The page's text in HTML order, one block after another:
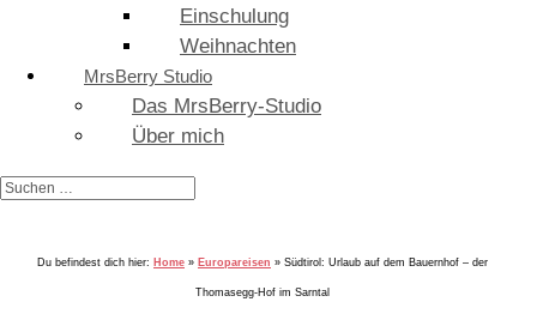
Einschulung
Weihnachten
MrsBerry Studio
Das MrsBerry-Studio
Über mich
Du befindest dich hier: Home » Europareisen » Südtirol: Urlaub auf dem Bauernhof – der
Thomasegg-Hof im Sarntal